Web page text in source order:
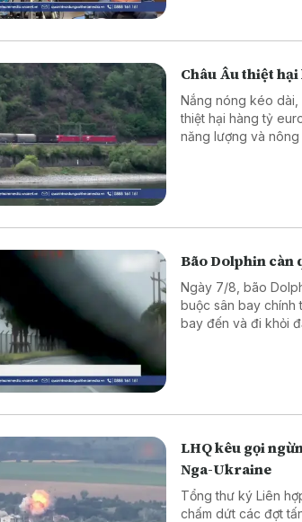
Châu Âu thiệt
Nắng nóng kéo
thiệt hại hàng tỷ
năng lượng và nông
Bão Dolphin càn
Ngày 7/8, bão
buộc sân bay chính
bay đến và đi khỏi
LHQ kêu gọi
Nga-Ukraine
Tổng thư ký Liên
chấm dứt các đợt